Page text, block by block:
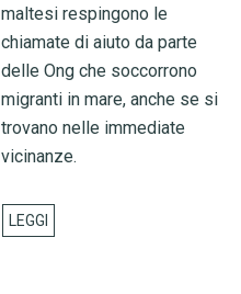
maltesi respingono le
chiamate di aiuto da parte
delle Ong che soccorrono
migranti in mare, anche se si
trovano nelle immediate
vicinanze.